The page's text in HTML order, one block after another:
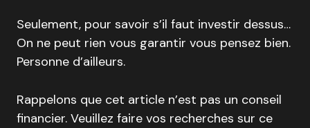
Seulement, pour savoir s’il faut investir dessus…
On ne peut rien vous garantir vous pensez bien.
Personne d’ailleurs.
Rappelons que cet article n’est pas un conseil
financier. Veuillez faire vos recherches sur ce